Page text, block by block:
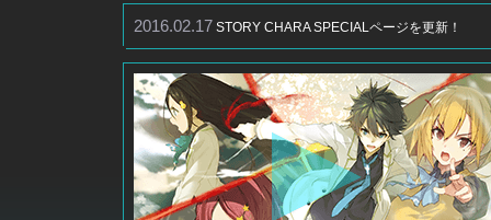
2016.02.17 STORY CHARA SPECIALページを更新！
2016.02.05
第３巻 発売日延期のお知らせとお詫び
2016.01.22
第３巻 2016年2月11日発売！
TVCM・コミックマーケット89上映PVを公開！
2015.10.30
SPECIALページにてTwitterアイコン・口絵・挿絵
キャラクターラフデザインを公開！
2015.10.02
無彩限のファントム・ワールド 第２巻 2015年10
0日発売！